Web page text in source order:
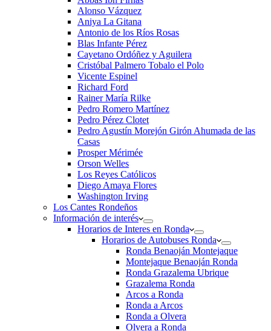
Alonso Vázquez
Aniya La Gitana
Antonio de los Ríos Rosas
Blas Infante Pérez
Cayetano Ordóñez y Aguilera
Cristóbal Palmero Tobalo el Polo
Vicente Espinel
Richard Ford
Rainer María Rilke
Pedro Romero Martínez
Pedro Pérez Clotet
Pedro Agustín Morejón Girón Ahumada de las
Casas
Prosper Mérimée
Orson Welles
Los Reyes Católicos
Diego Amaya Flores
Washington Irving
Los Cantes Rondeños
Información de interés
Horarios de Interes en Ronda
Horarios de Autobuses Ronda
Ronda Benaoján Montejaque
Montejaque Benaoján Ronda
Ronda Grazalema Ubrique
Grazalema Ronda
Arcos a Ronda
Ronda a Arcos
Ronda a Olvera
Olvera a Ronda